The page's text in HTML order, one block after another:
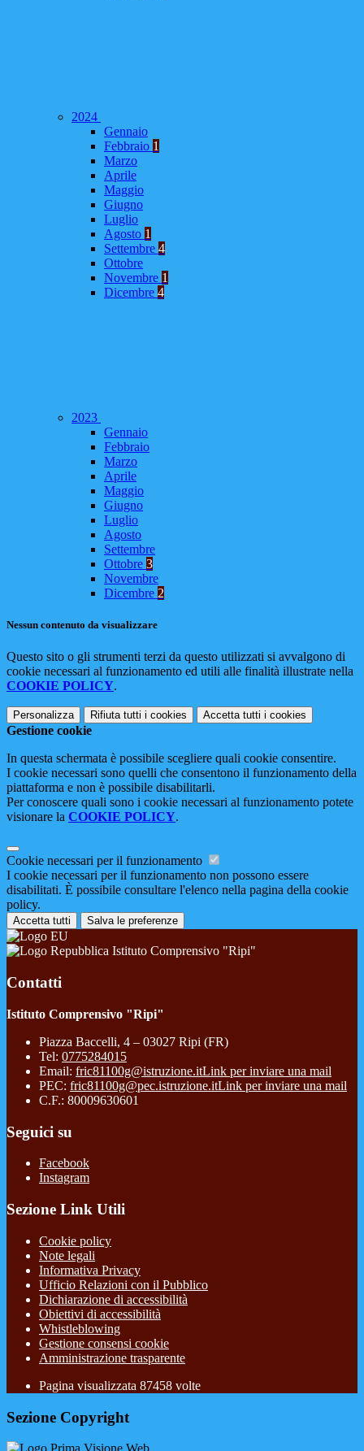
2024
Gennaio
Febbraio 1
Marzo
Aprile
Maggio
Giugno
Luglio
Agosto 1
Settembre 4
Ottobre
Novembre 1
Dicembre 4
2023
Gennaio
Febbraio
Marzo
Aprile
Maggio
Giugno
Luglio
Agosto
Settembre
Ottobre 3
Novembre
Dicembre 2
Nessun contenuto da visualizzare
Questo sito o gli strumenti terzi da questo utilizzati si avvalgono di
cookie necessari al funzionamento ed utili alle finalità illustrate nella
COOKIE POLICY.
Personalizza Rifiuta tutti i cookies Accetta tutti i cookies
Gestione cookie
In questa schermata è possibile scegliere quali cookie consentire.
I cookie necessari sono quelli che consentono il funzionamento della
piattaforma e non è possibile disabilitarli.
Per conoscere quali sono i cookie necessari al funzionamento potete
visionare la COOKIE POLICY.
Cookie necessari per il funzionamento
I cookie necessari per il funzionamento non possono essere
disabilitati. È possibile consultare l'elenco nella pagina della cookie
policy.
Accetta tutti Salva le preferenze
Istituto Comprensivo "Ripi"
Contatti
Istituto Comprensivo "Ripi"
Piazza Baccelli, 4 – 03027 Ripi (FR)
Tel: 0775284015
Email: fric81100g@istruzione.itLink per inviare una mail
PEC: fric81100g@pec.istruzione.itLink per inviare una mail
C.F.: 80009630601
Seguici su
Facebook
Instagram
Sezione Link Utili
Cookie policy
Note legali
Informativa Privacy
Ufficio Relazioni con il Pubblico
Dichiarazione di accessibilità
Obiettivi di accessibilità
Whistleblowing
Gestione consensi cookie
Amministrazione trasparente
Pagina visualizzata 87458 volte
Sezione Copyright